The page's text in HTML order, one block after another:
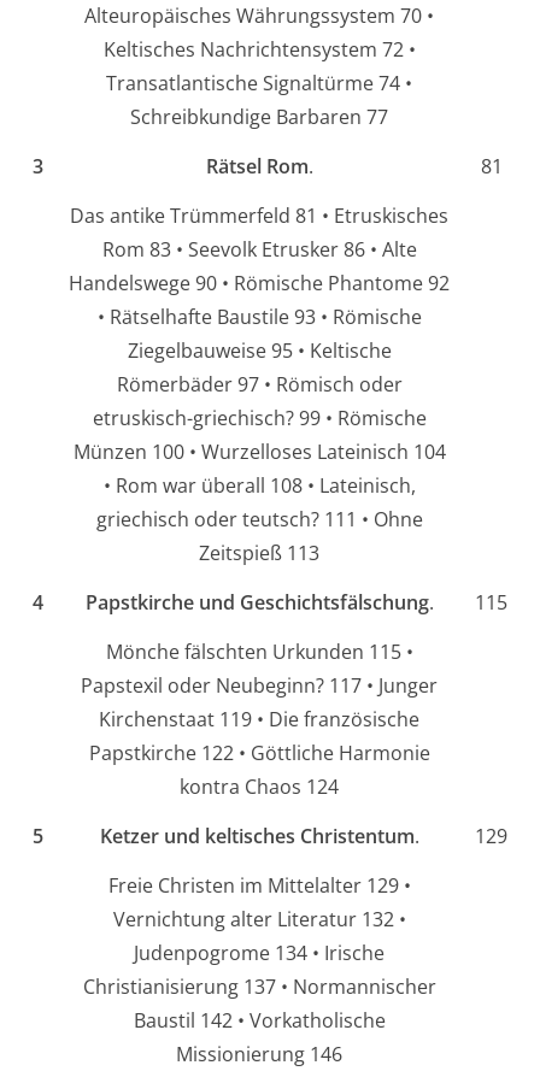
Alteuropäisches Währungssystem 70 •
Keltisches Nachrichtensystem 72 •
Transatlantische Signaltürme 74 •
Schreibkundige Barbaren 77
3
Rätsel Rom.
81
Das antike Trümmerfeld 81 • Etruskisches
Rom 83 • Seevolk Etrusker 86 • Alte
Handelswege 90 • Römische Phantome 92
• Rätselhafte Baustile 93 • Römische
Ziegelbauweise 95 • Keltische
Römerbäder 97 • Römisch oder
etruskisch-griechisch? 99 • Römische
Münzen 100 • Wurzelloses Lateinisch 104
• Rom war überall 108 • Lateinisch,
griechisch oder teutsch? 111 • Ohne
Zeitspieß 113
4
Papstkirche und Geschichtsfälschung.
115
Mönche fälschten Urkunden 115 •
Papstexil oder Neubeginn? 117 • Junger
Kirchenstaat 119 • Die französische
Papstkirche 122 • Göttliche Harmonie
kontra Chaos 124
5
Ketzer und keltisches Christentum.
129
Freie Christen im Mittelalter 129 •
Vernichtung alter Literatur 132 •
Judenpogrome 134 • Irische
Christianisierung 137 • Normannischer
Baustil 142 • Vorkatholische
Missionierung 146